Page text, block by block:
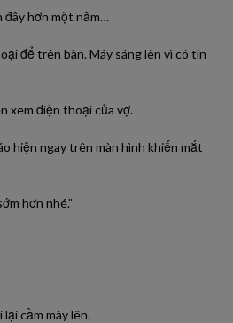
đây hơn một năm…
để trên bàn. Máy sáng lên vì có tin
xem điện thoại của vợ.
hiện ngay trên màn hình khiến mắt
hơn nhé.”
cầm máy lên.